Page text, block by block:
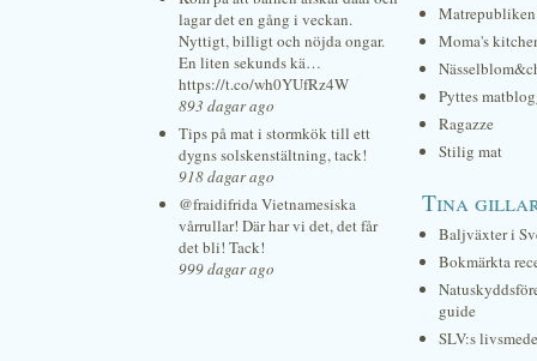
lagar det en gång i veckan.
Nyttigt, billigt och nöjda ongar.
En liten sekunds kä…
https://t.co/wh0YUfRz4W
893 dagar ago
Tips på mat i stormkök till ett
dygns solskenstältning, tack!
918 dagar ago
@fraidifrida Vietnamesiska
vårrullar! Där har vi det, det får
det bli! Tack!
999 dagar ago
Matrepubliken
Moma's
Pyttes
Ragazze
Stilig mat
Tina
Baljväxter i
Bokmärkta
guide
SLV:s